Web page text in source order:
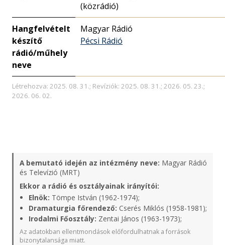
(közrádió)
Hangfelvételt
készítő
rádió/műhely
neve
Magyar Rádió
Pécsi Rádió
Létrehozva: 2025. 08. 31.; Revíziók: 2025. 08. 31.; 2026. 05. 23.;
2026. 06. 02.
A bemutató idején az intézmény neve: Magyar Rádió
és Televízió (MRT)
Ekkor a rádió és osztályainak irányítói:
Elnök: Tömpe István (1962-1974);
Dramaturgia főrendező: Cserés Miklós (1958-1981);
Irodalmi Főosztály: Zentai János (1963-1973);
Az adatokban ellentmondások előfordulhatnak a források
bizonytalansága miatt.